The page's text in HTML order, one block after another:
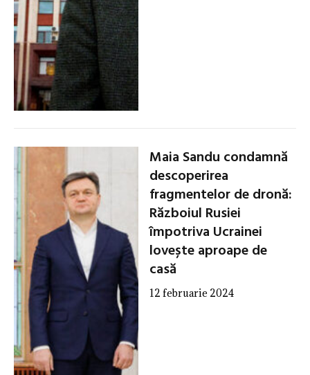
Maia Sandu condamnă
descoperirea
fragmentelor de dronă:
Războiul Rusiei
împotriva Ucrainei
lovește aproape de
casă
12 februarie 2024